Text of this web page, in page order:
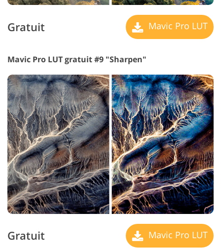
Gratuit Mavic Pro LUT
Mavic Pro LUT gratuit #9 "Sharpen"
Gratuit Mavic Pro LUT